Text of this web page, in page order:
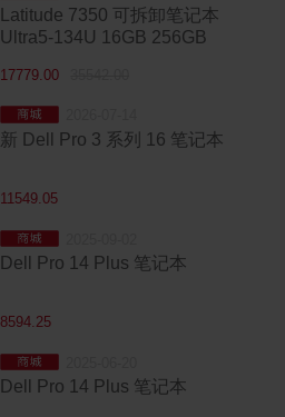
城
Latitude 7350 可拆卸笔记本
Ultra5-134U 16GB 256GB
17779.00
城
新 Dell Pro 3 系列 16 笔记本
11549.05
城
Dell Pro 14 Plus 笔记本
8594.25
城
Dell Pro 14 Plus 笔记本